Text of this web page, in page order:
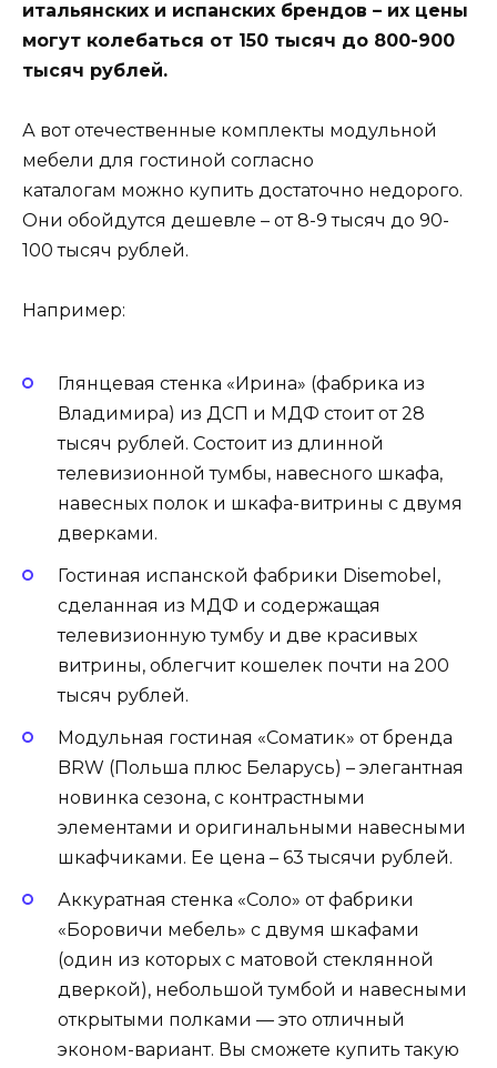
итальянских и испанских брендов – их цены
могут колебаться от 150 тысяч до 800-900
тысяч рублей.
А вот отечественные комплекты модульной
мебели для гостиной согласно
каталогам можно купить достаточно недорого.
Они обойдутся дешевле – от 8-9 тысяч до 90-
100 тысяч рублей.
Например:
Глянцевая стенка «Ирина» (фабрика из
Владимира) из ДСП и МДФ стоит от 28
тысяч рублей. Состоит из длинной
телевизионной тумбы, навесного шкафа,
навесных полок и шкафа-витрины с двумя
дверками.
Гостиная испанской фабрики Disemobel,
сделанная из МДФ и содержащая
телевизионную тумбу и две красивых
витрины, облегчит кошелек почти на 200
тысяч рублей.
Модульная гостиная «Соматик» от бренда
BRW (Польша плюс Беларусь) – элегантная
новинка сезона, с контрастными
элементами и оригинальными навесными
шкафчиками. Ее цена – 63 тысячи рублей.
Аккуратная стенка «Соло» от фабрики
«Боровичи мебель» с двумя шкафами
(один из которых с матовой стеклянной
дверкой), небольшой тумбой и навесными
открытыми полками — это отличный
эконом-вариант. Вы сможете купить такую